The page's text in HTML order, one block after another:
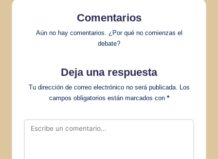
Comentarios
Aún no hay comentarios. ¿Por qué no comienzas el
debate?
Deja una respuesta
Tu dirección de correo electrónico no será publicada.
Los
campos obligatorios están marcados con *